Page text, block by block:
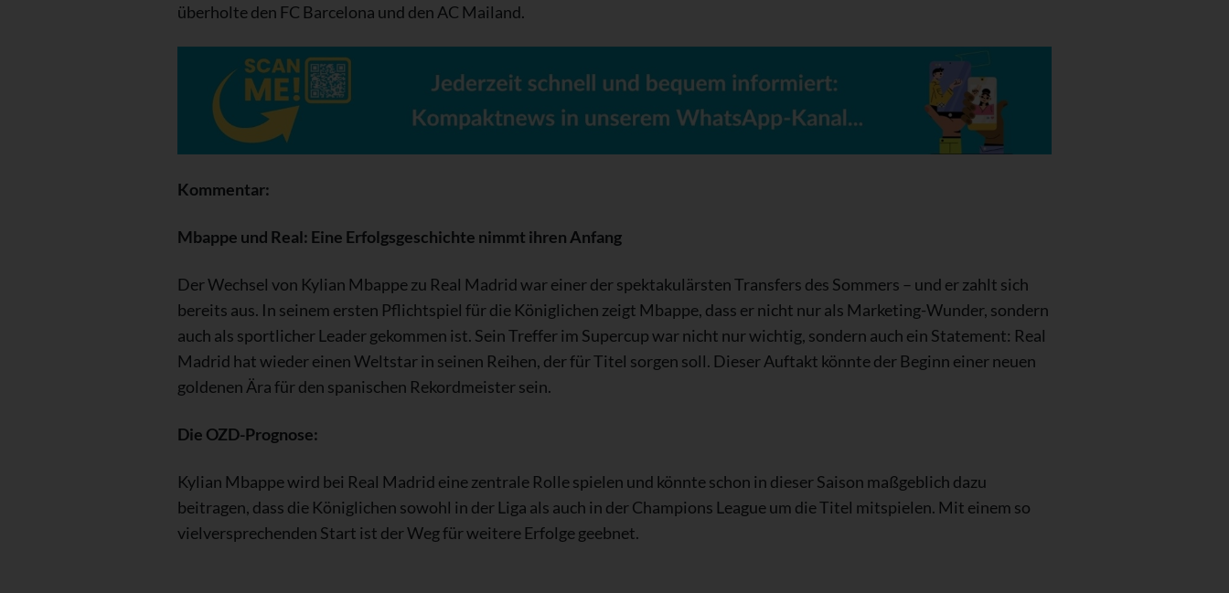
überholte den FC Barcelona und den AC Mailand.
Kommentar:
Mbappe und Real: Eine Erfolgsgeschichte nimmt ihren Anfang
Der Wechsel von Kylian Mbappe zu Real Madrid war einer der spektakulärsten Transfers des Sommers – und er zahlt sich
bereits aus. In seinem ersten Pflichtspiel für die Königlichen zeigt Mbappe, dass er nicht nur als Marketing-Wunder, sondern
auch als sportlicher Leader gekommen ist. Sein Treffer im Supercup war nicht nur wichtig, sondern auch ein Statement: Real
Madrid hat wieder einen Weltstar in seinen Reihen, der für Titel sorgen soll. Dieser Auftakt könnte der Beginn einer neuen
goldenen Ära für den spanischen Rekordmeister sein.
Die OZD-Prognose:
Kylian Mbappe wird bei Real Madrid eine zentrale Rolle spielen und könnte schon in dieser Saison maßgeblich dazu
beitragen, dass die Königlichen sowohl in der Liga als auch in der Champions League um die Titel mitspielen. Mit einem so
vielversprechenden Start ist der Weg für weitere Erfolge geebnet.